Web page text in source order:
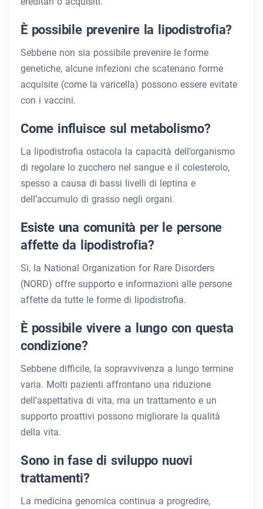
È possibile prevenire la lipodistrofia?
Sebbene non sia possibile prevenire le forme
genetiche, alcune infezioni che scatenano forme
acquisite (come la varicella) possono essere evitate
con i vaccini.
Come influisce sul metabolismo?
La lipodistrofia ostacola la capacità dell’organismo
di regolare lo zucchero nel sangue e il colesterolo,
spesso a causa di bassi livelli di leptina e
dell’accumulo di grasso negli organi.
Esiste una comunità per le persone
affette da lipodistrofia?
Sì, la National Organization for Rare Disorders
(NORD) offre supporto e informazioni alle persone
affette da tutte le forme di lipodistrofia.
È possibile vivere a lungo con questa
condizione?
Sebbene difficile, la sopravvivenza a lungo termine
varia. Molti pazienti affrontano una riduzione
dell’aspettativa di vita, ma un trattamento e un
supporto proattivi possono migliorare la qualità
della vita.
Sono in fase di sviluppo nuovi
trattamenti?
La medicina genomica continua a progredire,